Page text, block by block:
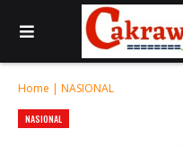
Home | NASIONAL
NASIONAL